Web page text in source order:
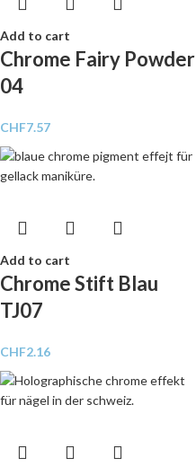
Add to cart
Chrome Fairy Powder
04
CHF7.57
Add to cart
Chrome Stift Blau
TJ07
CHF2.16